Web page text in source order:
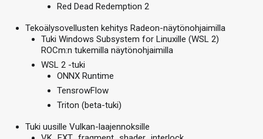
Red Dead Redemption 2
Tekoälysovellusten kehitys Radeon-näytönohjaimilla
Tuki Windows Subsystem for Linuxille (WSL 2)
ROCm:n tukemilla näytönohjaimilla
WSL 2 -tuki
ONNX Runtime
TensrowFlow
Triton (beta-tuki)
Tuki uusille Vulkan-laajennoksille